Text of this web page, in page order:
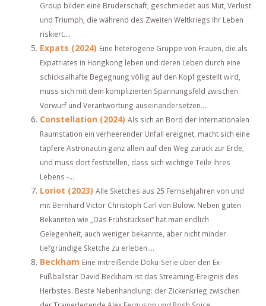
Group bilden eine Bruderschaft, geschmiedet aus Mut, Verlust
und Triumph, die während des Zweiten Weltkriegs ihr Leben
riskiert....
Expats (2024) Eine heterogene Gruppe von Frauen, die als
Expatriates in Hongkong leben und deren Leben durch eine
schicksalhafte Begegnung völlig auf den Kopf gestellt wird,
muss sich mit dem komplizierten Spannungsfeld zwischen
Vorwurf und Verantwortung auseinandersetzen....
Constellation (2024) Als sich an Bord der Internationalen
Raumstation ein verheerender Unfall ereignet, macht sich eine
tapfere Astronautin ganz allein auf den Weg zurück zur Erde,
und muss dort feststellen, dass sich wichtige Teile ihres
Lebens -...
Loriot (2023) Alle Sketches aus 25 Fernsehjahren von und
mit Bernhard Victor Christoph Carl von Bülow. Neben guten
Bekannten wie „Das Frühstücksei“ hat man endlich
Gelegenheit, auch weniger bekannte, aber nicht minder
tiefgründige Sketche zu erleben....
Beckham Eine mitreißende Doku-Serie über den Ex-
Fußballstar David Beckham ist das Streaming-Ereignis des
Herbstes. Beste Nebenhandlung: der Zickenkrieg zwischen